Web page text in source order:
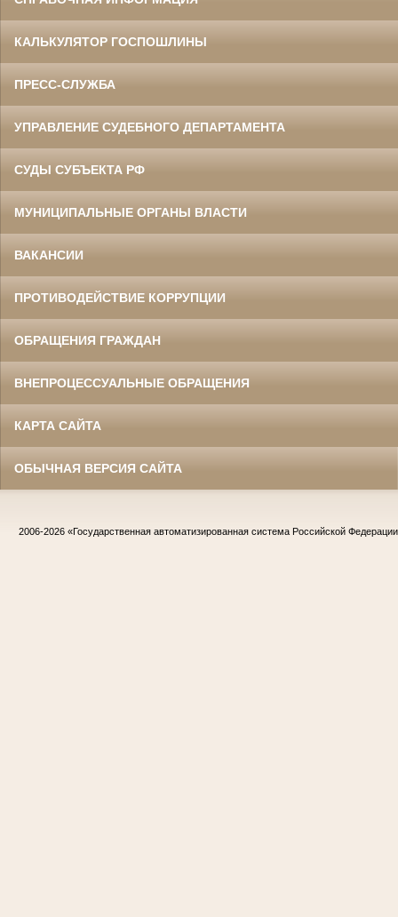
КАЛЬКУЛЯТОР ГОСПОШЛИНЫ
ПРЕСС-СЛУЖБА
УПРАВЛЕНИЕ СУДЕБНОГО ДЕПАРТАМЕНТА
СУДЫ СУБЪЕКТА РФ
МУНИЦИПАЛЬНЫЕ ОРГАНЫ ВЛАСТИ
ВАКАНСИИ
ПРОТИВОДЕЙСТВИЕ КОРРУПЦИИ
ОБРАЩЕНИЯ ГРАЖДАН
ВНЕПРОЦЕССУАЛЬНЫЕ ОБРАЩЕНИЯ
КАРТА САЙТА
ОБЫЧНАЯ ВЕРСИЯ САЙТА
2006-2026 «Государственная автоматизированная система Российской